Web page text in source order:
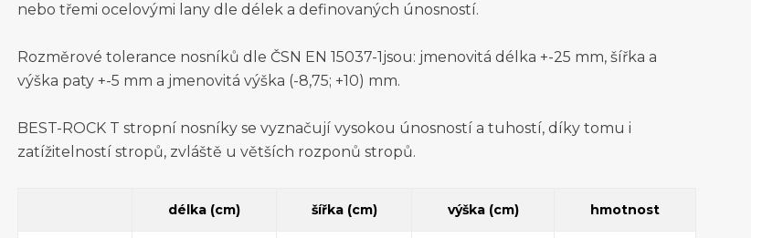
nebo třemi ocelovými lany dle délek a definovaných únosností.
Rozměrové tolerance nosníků dle ČSN EN 15037-1jsou: jmenovitá délka +-25 mm, šířka a
výška paty +-5 mm a jmenovitá výška (-8,75; +10) mm.
BEST-ROCK T stropní nosníky se vyznačují vysokou únosností a tuhostí, díky tomu i
zatížitelností stropů, zvláště u větších rozponů stropů.
délka (cm) šířka (cm) výška (cm) hmotnost